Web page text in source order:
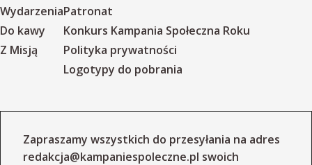
Wydarzenia
Do kawy
Z Misją
Patronat
Konkurs Kampania Społeczna Roku
Polityka prywatności
Logotypy do pobrania
Zapraszamy wszystkich do przesyłania na adres
redakcja@kampaniespoleczne.pl swoich